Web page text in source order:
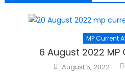
MP Current
6 August 2022
Posted
on
August 5, 2022